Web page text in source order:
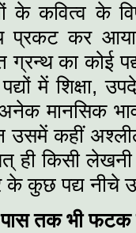
के कवित्व के
प्रकट कर
ग्रन्थ का कोई
में शिक्षा,
मानसिक
उसमें कहीं
ही किसी
के कुछ पद्य नीचे
पास तक भी फटक